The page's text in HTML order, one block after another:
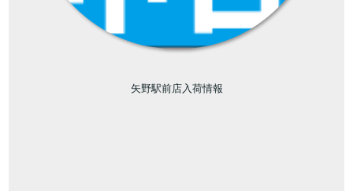
矢野駅前店入荷情報